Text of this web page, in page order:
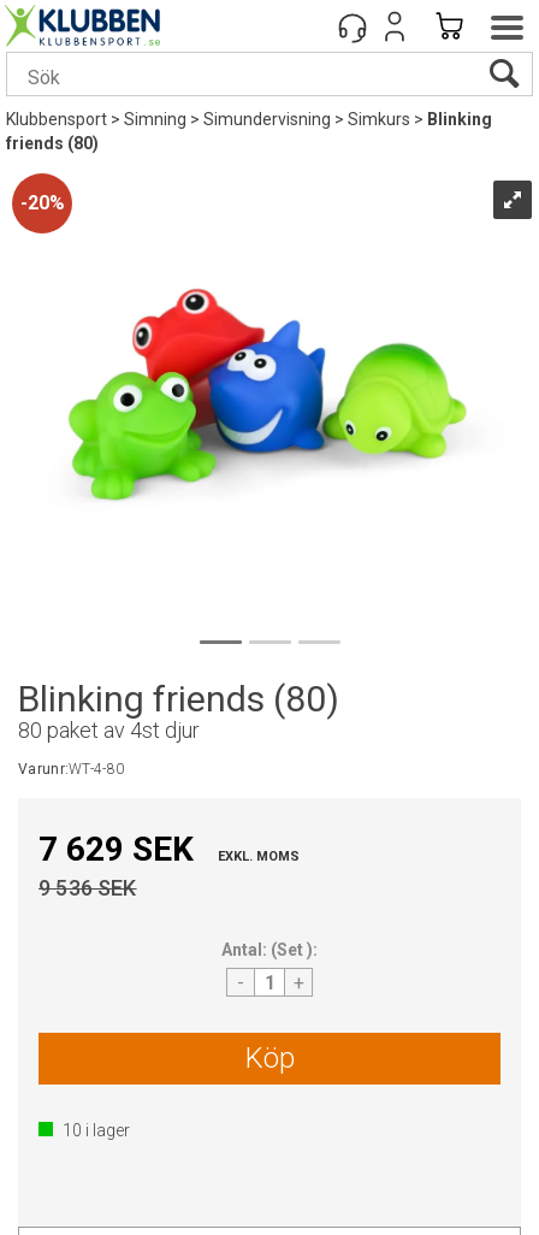
Klubbensport>Simning>Simundervisning>Simkurs> Blinking
friends (80)
20%
Blinking friends (80)
80 paket av 4st djur
Varunr:WT-4-80
7 629 SEK EXKL. MOMS
9 536 SEK
Antal: (Set):
- +
Köp
10 i lager